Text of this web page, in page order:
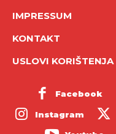
IMPRESSUM
KONTAKT
USLOVI KORIŠTENJA
Facebook
Instagram